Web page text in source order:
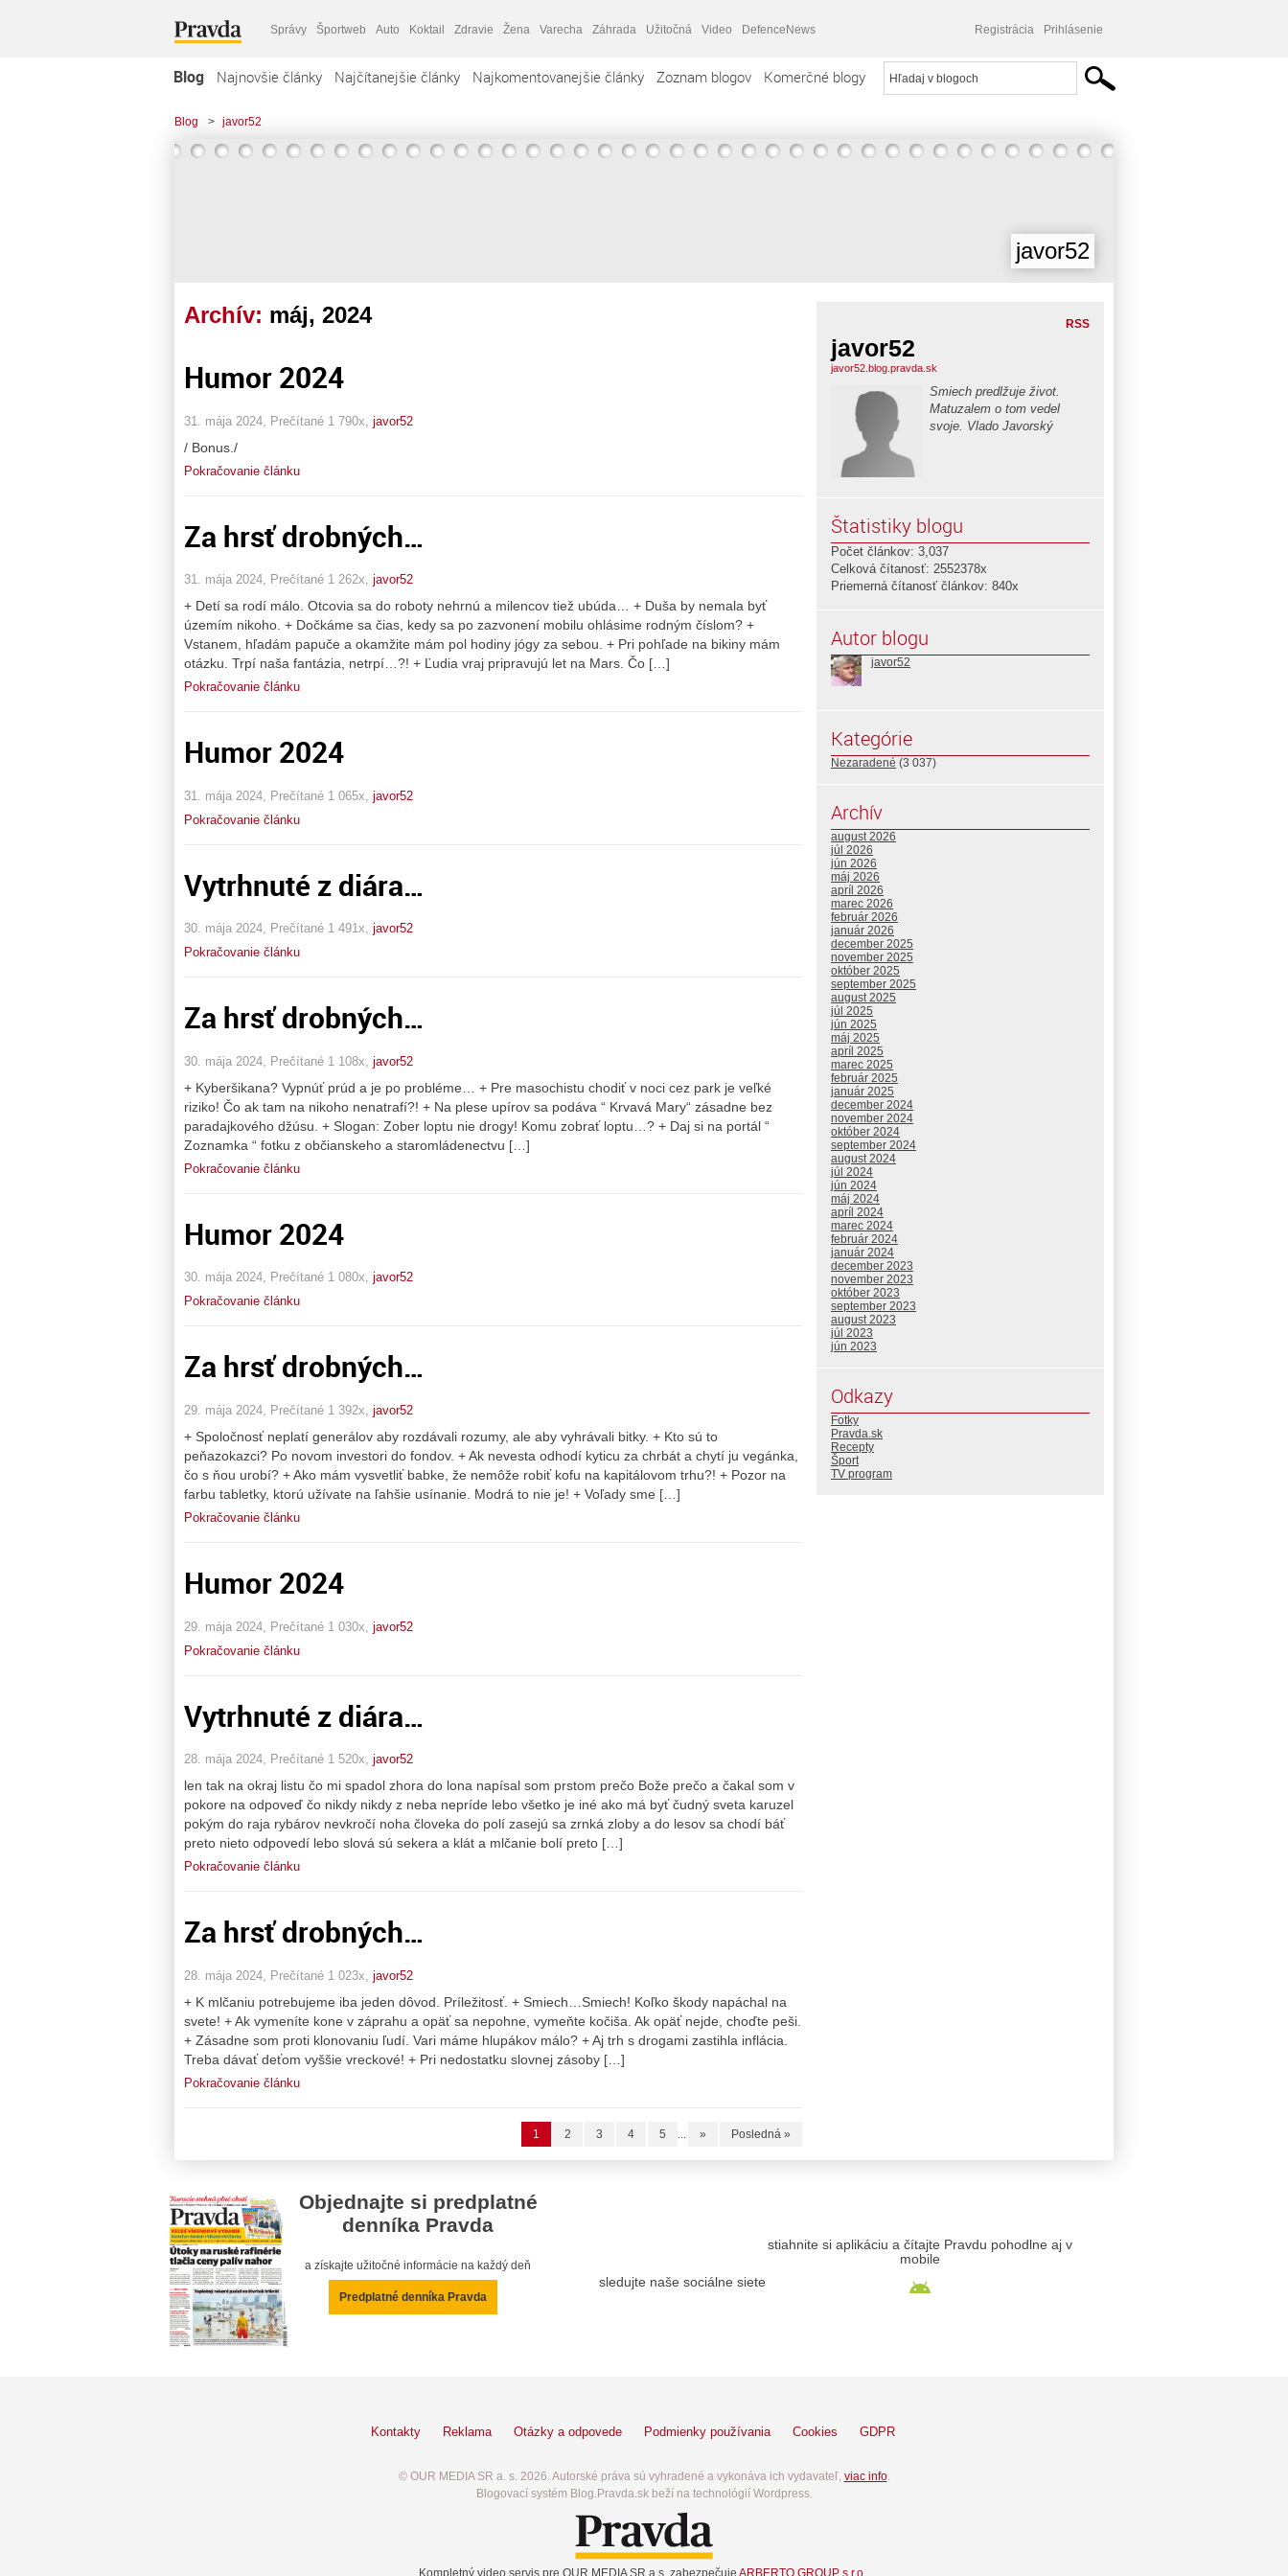
Správy Športweb Auto Koktail Zdravie Žena Varecha Záhrada Užitočná Video DefenceNews Registrácia Prihlásenie
Blog Najnovšie články Najčítanejšie články Najkomentovanejšie články Zoznam blogov Komerčné blogy
Blog > javor52
javor52
Archív: máj, 2024
Humor 2024
31. mája 2024, Prečítané 1 790x, javor52
/ Bonus./
Pokračovanie článku
Za hrsť drobných…
31. mája 2024, Prečítané 1 262x, javor52
+ Detí sa rodí málo. Otcovia sa do roboty nehrnú a milencov tiež ubúda… + Duša by nemala byť
územím nikoho. + Dočkáme sa čias, kedy sa po zazvonení mobilu ohlásime rodným číslom? +
Vstanem, hľadám papuče a okamžite mám pol hodiny jógy za sebou. + Pri pohľade na bikiny mám
otázku. Trpí naša fantázia, netrpí…?! + Ľudia vraj pripravujú let na Mars. Čo […]
Pokračovanie článku
Humor 2024
31. mája 2024, Prečítané 1 065x, javor52
Pokračovanie článku
Vytrhnuté z diára…
30. mája 2024, Prečítané 1 491x, javor52
Pokračovanie článku
Za hrsť drobných…
30. mája 2024, Prečítané 1 108x, javor52
+ Kyberšikana? Vypnúť prúd a je po probléme… + Pre masochistu chodiť v noci cez park je veľké
riziko! Čo ak tam na nikoho nenatrafí?! + Na plese upírov sa podáva “ Krvavá Mary“ zásadne bez
paradajkového džúsu. + Slogan: Zober loptu nie drogy! Komu zobrať loptu…? + Daj si na portál “
Zoznamka “ fotku z občianskeho a staromládenectvu […]
Pokračovanie článku
Humor 2024
30. mája 2024, Prečítané 1 080x, javor52
Pokračovanie článku
Za hrsť drobných…
29. mája 2024, Prečítané 1 392x, javor52
+ Spoločnosť neplatí generálov aby rozdávali rozumy, ale aby vyhrávali bitky. + Kto sú to
peňazokazci? Po novom investori do fondov. + Ak nevesta odhodí kyticu za chrbát a chytí ju vegánka,
čo s ňou urobí? + Ako mám vysvetliť babke, že nemôže robiť kofu na kapitálovom trhu?! + Pozor na
farbu tabletky, ktorú užívate na ľahšie usínanie. Modrá to nie je! + Voľady sme […]
Pokračovanie článku
Humor 2024
29. mája 2024, Prečítané 1 030x, javor52
Pokračovanie článku
Vytrhnuté z diára…
28. mája 2024, Prečítané 1 520x, javor52
len tak na okraj listu čo mi spadol zhora do lona napísal som prstom prečo Bože prečo a čakal som v
pokore na odpoveď čo nikdy nikdy z neba nepríde lebo všetko je iné ako má byť čudný sveta karuzel
pokým do raja rybárov nevkročí noha človeka do polí zasejú sa zrnká zloby a do lesov sa chodí báť
preto nieto odpovedí lebo slová sú sekera a klát a mlčanie bolí preto […]
Pokračovanie článku
Za hrsť drobných…
28. mája 2024, Prečítané 1 023x, javor52
+ K mlčaniu potrebujeme iba jeden dôvod. Príležitosť. + Smiech…Smiech! Koľko škody napáchal na
svete! + Ak vymeníte kone v záprahu a opäť sa nepohne, vymeňte kočiša. Ak opäť nejde, choďte peši.
+ Zásadne som proti klonovaniu ľudí. Vari máme hlupákov málo? + Aj trh s drogami zastihla inflácia.
Treba dávať deťom vyššie vreckové! + Pri nedostatku slovnej zásoby […]
Pokračovanie článku
1 2 3 4 5 ... » Posledná »
RSS
javor52
javor52.blog.pravda.sk
Smiech predlžuje život.
Matuzalem o tom vedel
svoje. Vlado Javorský
Štatistiky blogu
Počet článkov: 3,037
Celková čítanosť: 2552378x
Priemerná čítanosť článkov: 840x
Autor blogu
javor52
Kategórie
Nezaradené (3 037)
Archív
august 2026
júl 2026
jún 2026
máj 2026
apríl 2026
marec 2026
február 2026
január 2026
december 2025
november 2025
október 2025
september 2025
august 2025
júl 2025
jún 2025
máj 2025
apríl 2025
marec 2025
február 2025
január 2025
december 2024
november 2024
október 2024
september 2024
august 2024
júl 2024
jún 2024
máj 2024
apríl 2024
marec 2024
február 2024
január 2024
december 2023
november 2023
október 2023
september 2023
august 2023
júl 2023
jún 2023
Odkazy
Fotky
Pravda.sk
Recepty
Šport
TV program
Objednajte si predplatné
denníka Pravda
a získajte užitočné informácie na každý deň
Predplatné denníka Pravda
sledujte naše sociálne siete
stiahnite si aplikáciu a čítajte Pravdu pohodlne aj v
mobile
Kontakty Reklama Otázky a odpovede Podmienky používania Cookies GDPR
© OUR MEDIA SR a. s. 2026. Autorské práva sú vyhradené a vykonáva ich vydavateľ, viac info.
Blogovací systém Blog.Pravda.sk beží na technológií Wordpress.